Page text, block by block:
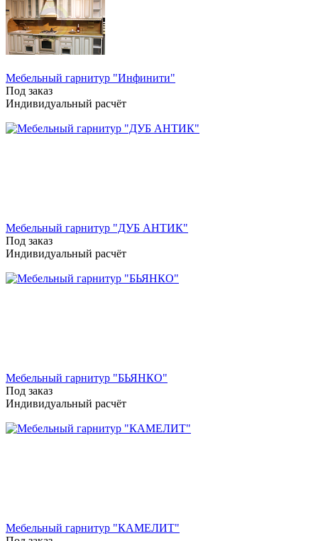
Мебельный гарнитур "Инфинити"
Под заказ
Индивидуальный расчёт
Мебельный гарнитур "ДУБ АНТИК"
Под заказ
Индивидуальный расчёт
Мебельный гарнитур "БЬЯНКО"
Под заказ
Индивидуальный расчёт
Мебельный гарнитур "КАМЕЛИТ"